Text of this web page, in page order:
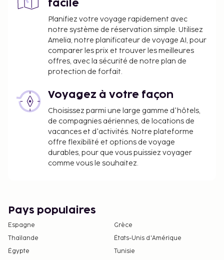
facile
Planifiez votre voyage rapidement avec
notre système de réservation simple. Utilisez
Amelia, notre planificateur de voyage AI, pour
comparer les prix et trouver les meilleures
offres, avec la sécurité de notre plan de
protection de forfait.
Voyagez à votre façon
Choisissez parmi une large gamme d'hôtels,
de compagnies aériennes, de locations de
vacances et d'activités. Notre plateforme
offre flexibilité et options de voyage
durables, pour que vous puissiez voyager
comme vous le souhaitez.
Pays populaires
Espagne
Grèce
Thaïlande
États-Unis d'Amérique
Égypte
Tunisie